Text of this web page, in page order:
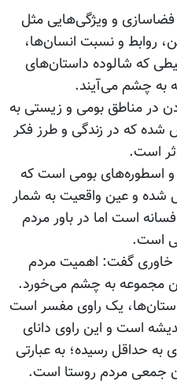
و ویژگی‌هایی مثل
روابط و نسبت انسان‌ها،
که شالوده داستان‌های
به چشم می‌آیند.
در مناطق بومی و زیستی به
که در زندگی و طرز فکر
است.
و اسطوره‌های بومی است که
شده و عین واقعیت به شمار
است اما در باور مردم
است.
خاوری گفت: اهمیت مردم
مجموعه به چشم می‌خورد.
یک راوی مفسر است
است و این راوی دانای
حداقل رسیده؛ به عبارتی
جمعی مردم روستا است.